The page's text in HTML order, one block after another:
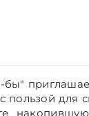
бы"
пользой для